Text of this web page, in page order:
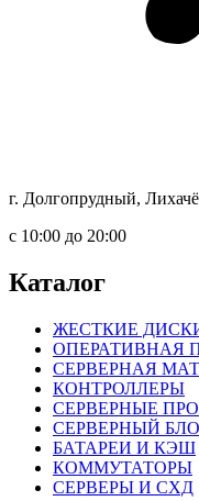
г. Долгопрудный,
c 10:00 до 20:00
Каталог
ЖЕСТКИЕ
ОПЕРАТИВНАЯ
СЕРВЕРНАЯ
КОНТРОЛЛЕРЫ
СЕРВЕРНЫЕ
СЕРВЕРНЫЙ
БАТАРЕИ И КЭШ
КОММУТАТОРЫ
СЕРВЕРЫ И СХД